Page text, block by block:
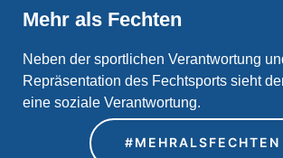
Mehr als Fechten
Neben der sportlichen Verantwortung
Repräsentation des Fechtsports sieht
eine soziale Verantwortung.
#MEHRALSFECHTEN